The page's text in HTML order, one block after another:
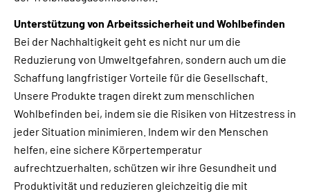
Unterstützung von Arbeitssicherheit und Wohlbefinden
Bei der Nachhaltigkeit geht es nicht nur um die
Reduzierung von Umweltgefahren, sondern auch um die
Schaffung langfristiger Vorteile für die Gesellschaft.
Unsere Produkte tragen direkt zum menschlichen
Wohlbefinden bei, indem sie die Risiken von Hitzestress in
jeder Situation minimieren. Indem wir den Menschen
helfen, eine sichere Körpertemperatur
aufrechtzuerhalten, schützen wir ihre Gesundheit und
Produktivität und reduzieren gleichzeitig die mit